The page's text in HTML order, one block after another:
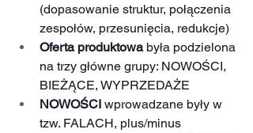
(dopasowanie struktur, połączenia
zespołów, przesunięcia, redukcje)
Oferta produktowa była podzielona
na trzy główne grupy: NOWOŚCI,
BIEŻĄCE, WYPRZEDAŻE
NOWOŚCI wprowadzane były w
tzw. FALACH, plus/minus